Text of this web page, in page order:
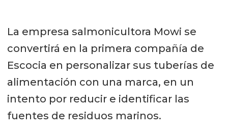
La empresa salmonicultora Mowi se
convertirá en la primera compañía de
Escocia en personalizar sus tuberías de
alimentación con una marca, en un
intento por reducir e identificar las
fuentes de residuos marinos.